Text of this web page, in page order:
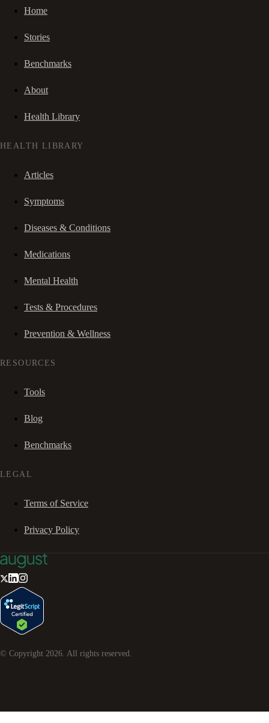
Home
Stories
Benchmarks
About
Health Library
HEALTH LIBRARY
Articles
Symptoms
Diseases & Conditions
Medications
Mental Health
Tests & Procedures
Prevention & Wellness
RESOURCES
Tools
Blog
Benchmarks
LEGAL
Terms of Service
Privacy Policy
© Copyright 2026. All rights reserved.